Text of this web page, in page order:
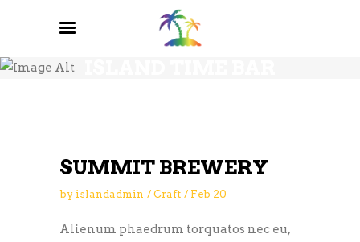
BREWERY BLOG
SUMMIT BREWERY
by islandadmin Craft Feb 20
Alienum phaedrum torquatos nec eu,